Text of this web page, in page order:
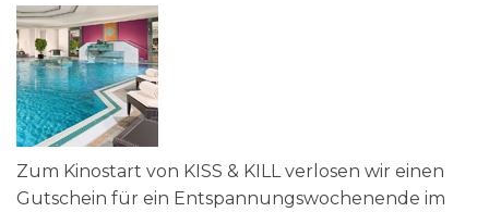
Zum Kinostart von KISS & KILL verlosen wir einen
Gutschein für ein Entspannungswochenende im